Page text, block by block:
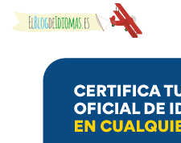
Skip to content